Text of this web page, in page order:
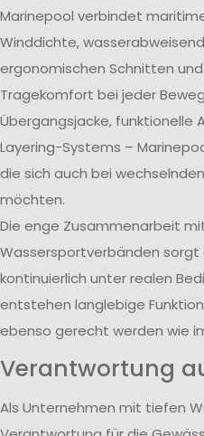
Marinepool verbindet
Winddichte,
ergonomischen Schnitten
Tragekomfort bei jeder
Übergangsjacke, funktionelle
Layering-Systems –
die sich auch bei
möchten.
Die enge Zusammenarbeit
Wassersportverbänden sorgt
kontinuierlich unter realen
entstehen langlebige
ebenso gerecht werden wie
Verantwortung
Als Unternehmen mit tiefen